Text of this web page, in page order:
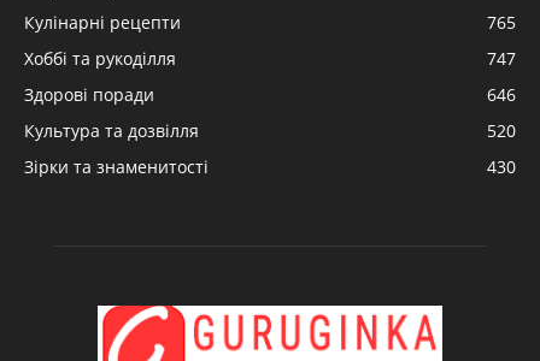
Кулінарні рецепти
765
Хоббі та рукоділля
747
Здорові поради
646
Культура та дозвілля
520
Зірки та знаменитості
430